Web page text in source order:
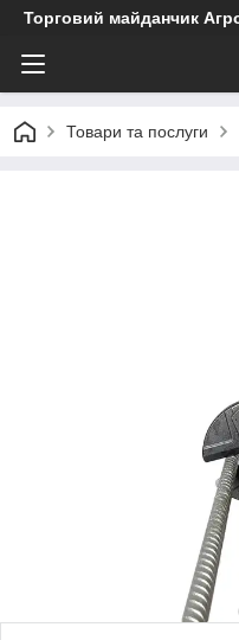
Торговий майданчик
Товари та послуги